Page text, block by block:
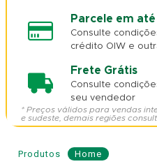
Parcele em até
Consulte
crédito OIW e
Frete Grátis
Consulte
seu vendedor
* Preços válidos para vendas
e sudeste, demais regiões
Home
Produtos